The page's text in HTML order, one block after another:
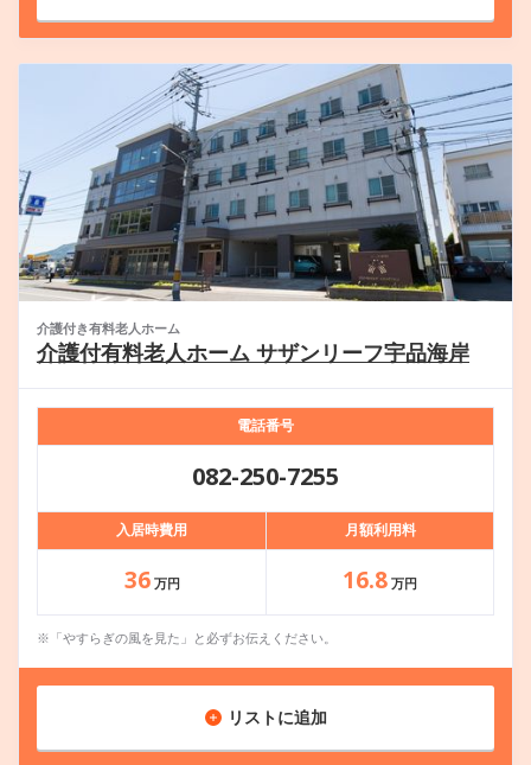
介護付き有料老人ホーム
介護付有料老人ホーム サザンリーフ宇品海岸
電話番号
082-250-7255
入居時費用 月額利用料
36 万円 16.8 万円
※「やすらぎの風を見た」と必ずお伝えください。
リストに追加